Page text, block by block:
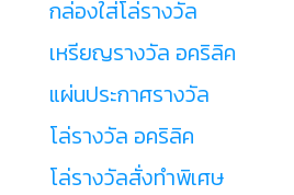
กล่องใส่โล่รางวัล
เหรียญรางวัล อคริลิค
แผ่นประกาศรางวัล
โล่รางวัล อคริลิค
โล่รางวัลสั่งทำพิเศษ